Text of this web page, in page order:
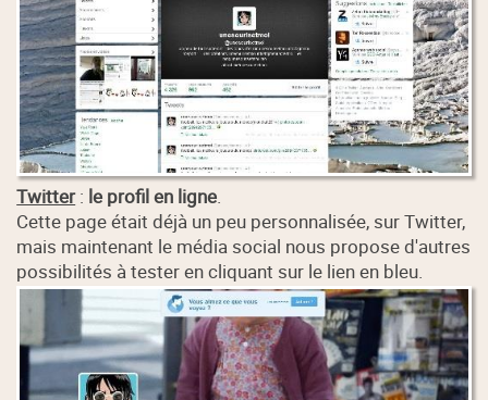
Twitter: le profil en ligne.
Cette page était déjà un peu personnalisée, sur Twitter,
mais maintenant le média social nous propose d'autres
possibilités à tester en cliquant sur le lien en bleu.